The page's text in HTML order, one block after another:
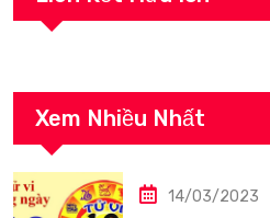
Xem Nhiều Nhất
14/03/2023